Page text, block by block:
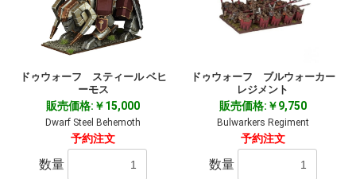
ドゥウォーフ スティール ベヒ
ーモス
販売価格:￥15,000
Dwarf Steel Behemoth
予約注文
数量
ドゥウォーフ ブルウォーカー
レジメント
販売価格:￥9,750
Bulwarkers Regiment
予約注文
数量